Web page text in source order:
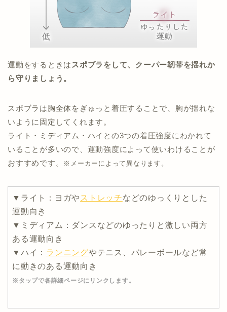
運動をするときは スポブラをして、クーパー靭帯を揺れか
ら守りましょう。
スポブラは胸全体をぎゅっと着圧することで、胸が揺れな
いように固定してくれます。
ライト・ミディアム・ハイとの3つの着圧強度にわかれて
いることが多いので、運動強度によって使いわけることが
おすすめです。
※メーカーによって異なります。
▼ライト：ヨガやストレッチなどのゆっくりとした
運動向き
▼ミディアム：ダンスなどのゆったりと激しい両方
ある運動向き
▼ハイ： ランニングやテニス、バレーボールなど常
に動きのある運動向き
※タップで各詳細ページにリンクします。